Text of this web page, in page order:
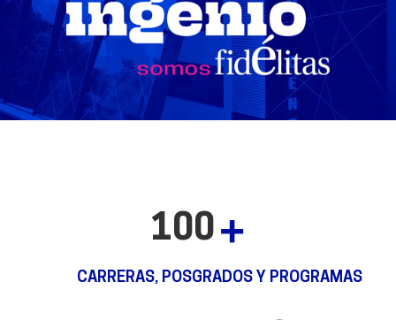
100
CARRERAS, POSGRADOS Y PROGRAMAS